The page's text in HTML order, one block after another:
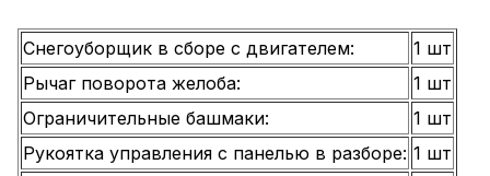
Снегоуборщик в сборе с двигателем:
1 шт
Рычаг поворота желоба:
1 шт
Ограничительные башмаки:
1 шт
Рукоятка управления с панелью в разборе: 1 шт